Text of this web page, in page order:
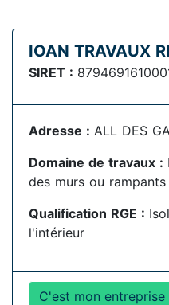
IOAN TRAVAUX
SIRET :
Adresse : ALL DES
Domaine de travaux :
des murs ou
Qualification RGE :
l'intérieur
C'est mon entreprise